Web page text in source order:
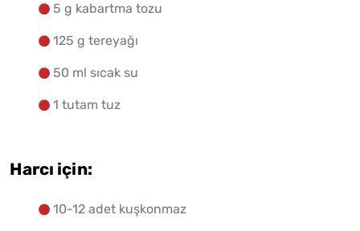
5 g kabartma tozu
125 g tereyağı
50 ml sıcak su
1 tutam tuz
Harcı için:
10-12 adet kuşkonmaz